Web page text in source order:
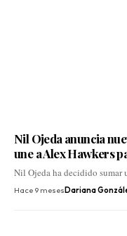
Nil Ojeda anuncia
une a Alex Hawkers
Nil Ojeda ha decidido sumar
Hace 9 mesesDariana